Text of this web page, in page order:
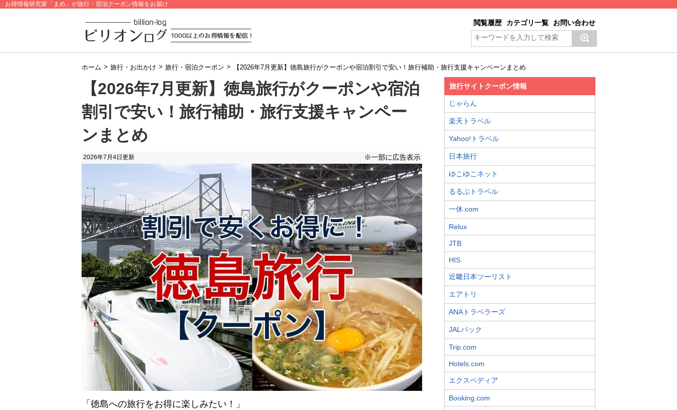
お得情報研究家「まめ」が旅行・宿泊クーポン情報をお届け
閲覧履歴 カテゴリ一覧 お問い合わせ
ホーム > 旅行・お出かけ > 旅行・宿泊クーポン > 【2026年7月更新】徳島旅行がクーポンや宿泊割引で安い！旅行補助・旅行支援キャンペーンまとめ
【2026年7月更新】徳島旅行がクーポンや宿泊
割引で安い！旅行補助・旅行支援キャンペー
ンまとめ
2026年7月4日 更新 ※一部に広告表示
「徳島への旅行をお得に楽しみたい！」
旅行サイトクーポン情報
じゃらん
楽天トラベル
Yahoo!トラベル
日本旅行
ゆこゆこネット
るるぶトラベル
一休.com
Relux
JTB
HIS
近畿日本ツーリスト
エアトリ
ANAトラベラーズ
JALパック
Trip.com
Hotels.com
エクスペディア
Booking.com